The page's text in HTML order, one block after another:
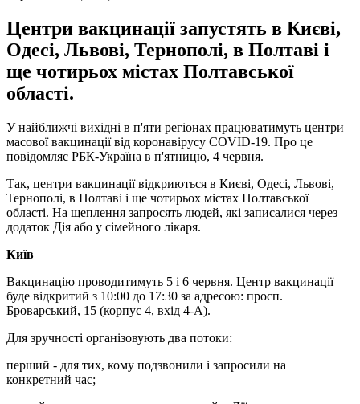
Центри вакцинації запустять в Києві,
Одесі, Львові, Тернополі, в Полтаві і
ще чотирьох містах Полтавської
області.
У найближчі вихідні в п'яти регіонах працюватимуть центри
масової вакцинації від коронавірусу COVID-19. Про це
повідомляє РБК-Україна в п'ятницю, 4 червня.
Так, центри вакцинації відкриються в Києві, Одесі, Львові,
Тернополі, в Полтаві і ще чотирьох містах Полтавської
області. На щеплення запросять людей, які записалися через
додаток Дія або у сімейного лікаря.
Київ
Вакцинацію проводитимуть 5 і 6 червня. Центр вакцинації
буде відкритий з 10:00 до 17:30 за адресою: просп.
Броварський, 15 (корпус 4, вхід 4-А).
Для зручності організовують два потоки:
перший - для тих, кому подзвонили і запросили на
конкретний час;